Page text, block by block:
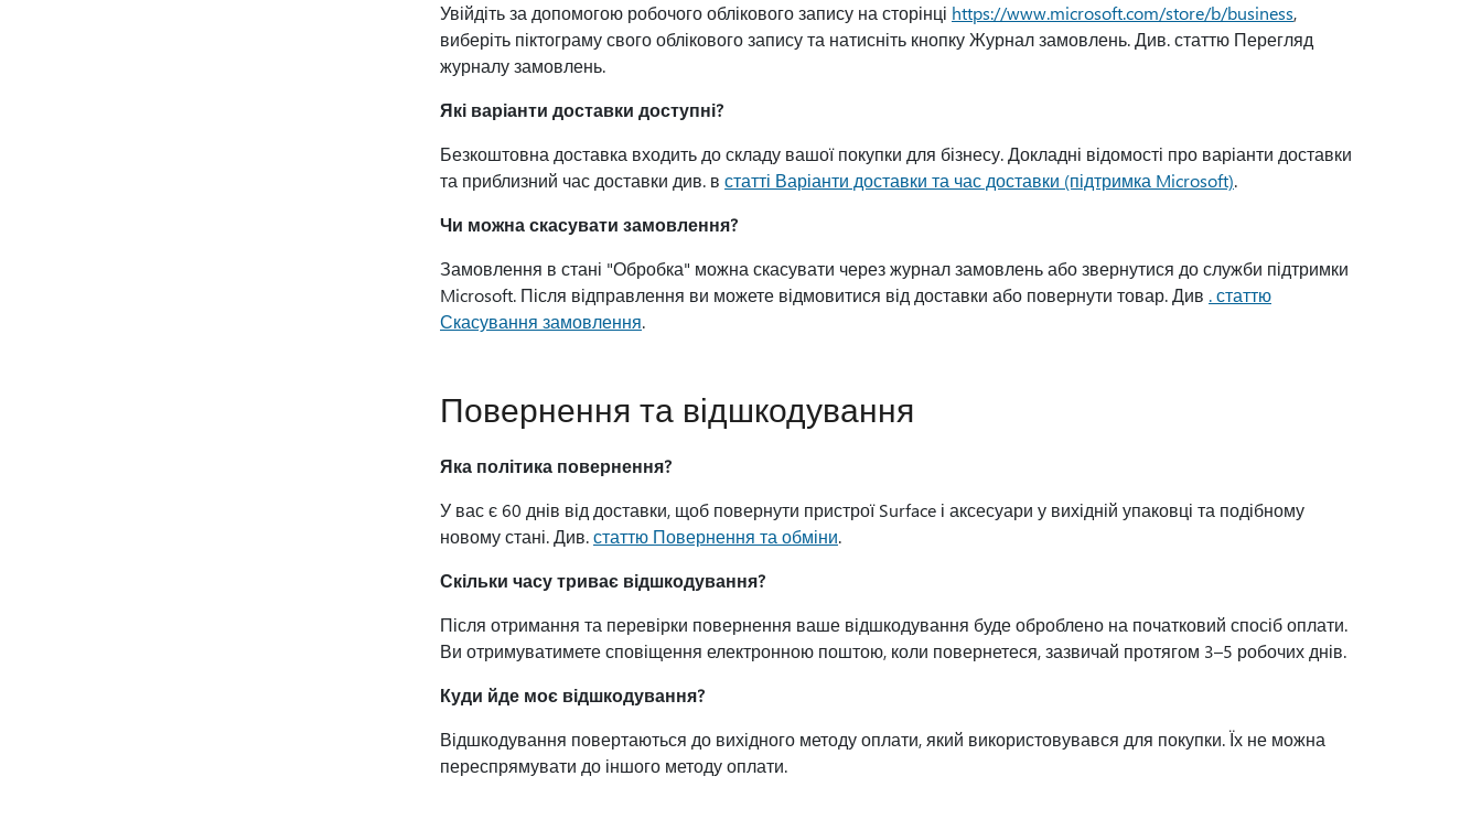
Увійдіть за допомогою робочого облікового запису на сторінці https://www.microsoft.com/store/b/business,
виберіть піктограму свого облікового запису та натисніть кнопку Журнал замовлень. Див. статтю Перегляд
журналу замовлень.
Які варіанти доставки доступні?
Безкоштовна доставка входить до складу вашої покупки для бізнесу. Докладні відомості про варіанти доставки
та приблизний час доставки див. в статті Варіанти доставки та час доставки (підтримка Microsoft).
Чи можна скасувати замовлення?
Замовлення в стані "Обробка" можна скасувати через журнал замовлень або звернутися до служби підтримки
Microsoft. Після відправлення ви можете відмовитися від доставки або повернути товар. Див . статтю
Скасування замовлення.
Повернення та відшкодування
Яка політика повернення?
У вас є 60 днів від доставки, щоб повернути пристрої Surface і аксесуари у вихідній упаковці та подібному
новому стані. Див.статтю Повернення та обміни.
Скільки часу триває відшкодування?
Після отримання та перевірки повернення ваше відшкодування буде оброблено на початковий спосіб оплати.
Ви отримуватимете сповіщення електронною поштою, коли повернетеся, зазвичай протягом 3–5 робочих днів.
Куди йде моє відшкодування?
Відшкодування повертаються до вихідного методу оплати, який використовувався для покупки. Їх не можна
переспрямувати до іншого методу оплати.